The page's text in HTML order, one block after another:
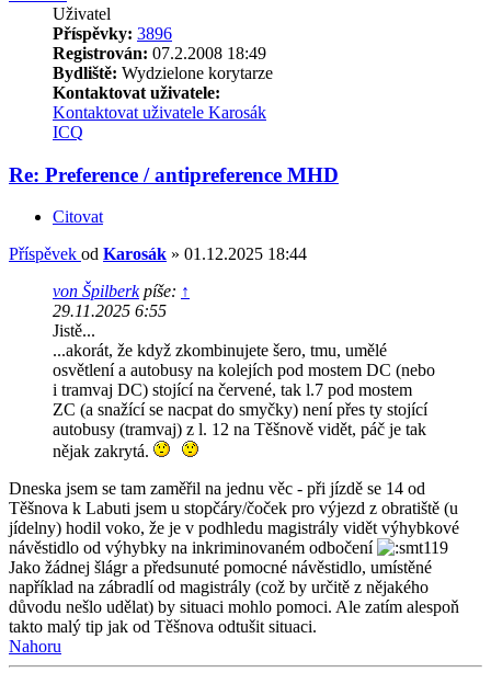
Uživatel
Příspěvky: 3896
Registrován: 07.2.2008 18:49
Bydliště: Wydzielone korytarze
Kontaktovat uživatele:
Kontaktovat uživatele Karosák
ICQ
Re: Preference / antipreference MHD
Citovat
Příspěvek od Karosák » 01.12.2025 18:44
von Špilberkpíše: ↑
29.11.2025 6:55
Jistě...
...akorát, že když zkombinujete šero, tmu, umělé
osvětlení a autobusy na kolejích pod mostem DC (nebo
i tramvaj DC) stojící na červené, tak l.7 pod mostem
ZC (a snažící se nacpat do smyčky) není přes ty stojící
autobusy (tramvaj) z l. 12 na Těšnově vidět, páč je tak
nějak zakrytá.
Dneska jsem se tam zaměřil na jednu věc - při jízdě se 14 od
Těšnova k Labuti jsem u stopčáry/čoček pro výjezd z obratiště (u
jídelny) hodil voko, že je v podhledu magistrály vidět výhybkové
návěstidlo od výhybky na inkriminovaném odbočení
Jako žádnej šlágr a předsunuté pomocné návěstidlo, umístěné
například na zábradlí od magistrály (což by určitě z nějakého
důvodu nešlo udělat) by situaci mohlo pomoci. Ale zatím alespoň
takto malý tip jak od Těšnova odtušit situaci.
Nahoru